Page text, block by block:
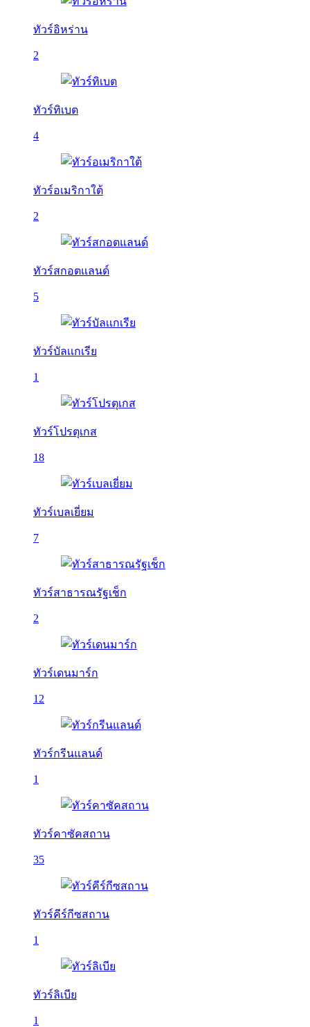
ทัวร์อิหร่าน
2
ทัวร์ทิเบต
4
ทัวร์อเมริกาใต้
2
ทัวร์สกอตแลนด์
5
ทัวร์บัลเเกเรีย
1
ทัวร์โปรตุเกส
18
ทัวร์เบลเยี่ยม
7
ทัวร์สาธารณรัฐเช็ก
2
ทัวร์เดนมาร์ก
12
ทัวร์กรีนแลนด์
1
ทัวร์คาซัคสถาน
35
ทัวร์คีร์กีซสถาน
1
ทัวร์ลิเบีย
1